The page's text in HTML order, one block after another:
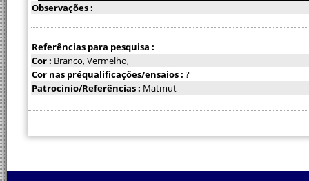
Observações :
Referências para pesquisa :
Cor : Branco, Vermelho,
Cor nas préqualificações/ensaios : ?
Patrocinio/Referências : Matmut